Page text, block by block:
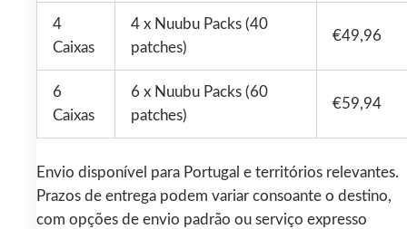
4
Caixas
4 x Nuubu Packs (40
patches)
€49,96
6
Caixas
6 x Nuubu Packs (60
patches)
€59,94
Envio disponível para Portugal e territórios relevantes.
Prazos de entrega podem variar consoante o destino,
com opções de envio padrão ou serviço expresso